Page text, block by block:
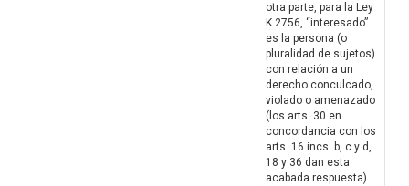
otra parte, para la Ley
K 2756, “interesado”
es la persona (o
pluralidad de sujetos)
con relación a un
derecho conculcado,
violado o amenazado
(los arts. 30 en
concordancia con los
arts. 16 incs. b, c y d,
18 y 36 dan esta
acabada respuesta).